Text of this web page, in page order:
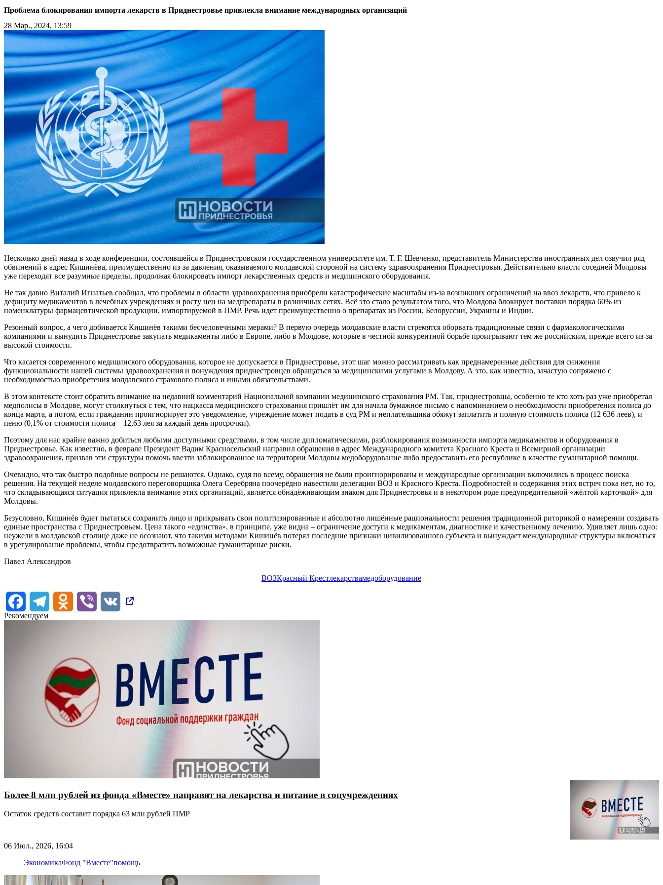
Проблема блокирования импорта лекарств в Приднестровье привлекла внимание международных организаций
28 Мар., 2024, 13:59
Несколько дней назад в ходе конференции, состоявшейся в Приднестровском государственном университете им. Т. Г. Шевченко, представитель Министерства иностранных дел озвучил ряд
обвинений в адрес Кишинёва, преимущественно из-за давления, оказываемого молдавской стороной на систему здравоохранения Приднестровья. Действительно власти соседней Молдовы
уже переходят все разумные пределы, продолжая блокировать импорт лекарственных средств и медицинского оборудования.
Не так давно Виталий Игнатьев сообщал, что проблемы в области здравоохранения приобрели катастрофические масштабы из-за возникших ограничений на ввоз лекарств, что привело к
дефициту медикаментов в лечебных учреждениях и росту цен на медпрепараты в розничных сетях. Всё это стало результатом того, что Молдова блокирует поставки порядка 60% из
номенклатуры фармацевтической продукции, импортируемой в ПМР. Речь идет преимущественно о препаратах из России, Белоруссии, Украины и Индии.
Резонный вопрос, а чего добивается Кишинёв такими бесчеловечными мерами? В первую очередь молдавские власти стремятся оборвать традиционные связи с фармакологическими
компаниями и вынудить Приднестровье закупать медикаменты либо в Европе, либо в Молдове, которые в честной конкурентной борьбе проигрывают тем же российским, прежде всего из-за
высокой стоимости.
Что касается современного медицинского оборудования, которое не допускается в Приднестровье, этот шаг можно рассматривать как преднамеренные действия для снижения
функциональности нашей системы здравоохранения и понуждения приднестровцев обращаться за медицинскими услугами в Молдову. А это, как известно, зачастую сопряжено с
необходимостью приобретения молдавского страхового полиса и иными обязательствами.
В этом контексте стоит обратить внимание на недавний комментарий Национальной компании медицинского страхования РМ. Так, приднестровцы, особенно те кто хоть раз уже приобретал
медполисы в Молдове, могут столкнуться с тем, что нацкасса медицинского страхования пришлёт им для начала бумажное письмо с напоминанием о необходимости приобретения полиса до
конца марта, а потом, если гражданин проигнорирует это уведомление, учреждение может подать в суд РМ и неплательщика обяжут заплатить и полную стоимость полиса (12 636 леев), и
пеню (0,1% от стоимости полиса – 12,63 лея за каждый день просрочки).
Поэтому для нас крайне важно добиться любыми доступными средствами, в том числе дипломатическими, разблокирования возможности импорта медикаментов и оборудования в
Приднестровье. Как известно, в феврале Президент Вадим Красносельский направил обращения в адрес Международного комитета Красного Креста и Всемирной организации
здравоохранения, призвав эти структуры помочь ввезти заблокированное на территории Молдовы медоборудование либо предоставить его республике в качестве гуманитарной помощи.
Очевидно, что так быстро подобные вопросы не решаются. Однако, судя по всему, обращения не были проигнорированы и международные организации включились в процесс поиска
решения. На текущей неделе молдавского переговорщика Олега Серебряна поочерёдно навестили делегации ВОЗ и Красного Креста. Подробностей и содержания этих встреч пока нет, но то,
что складывающаяся ситуация привлекла внимание этих организаций, является обнадёживающим знаком для Приднестровья и в некотором роде предупредительной «жёлтой карточкой» для
Молдовы.
Безусловно, Кишинёв будет пытаться сохранить лицо и прикрывать свои политизированные и абсолютно лишённые рациональности решения традиционной риторикой о намерении создавать
единые пространства с Приднестровьем. Цена такого «единства», в принципе, уже видна – ограничение доступа к медикаментам, диагностике и качественному лечению. Удивляет лишь одно:
неужели в молдавской столице даже не осознают, что такими методами Кишинёв потерял последние признаки цивилизованного субъекта и вынуждает международные структуры включаться
в урегулирование проблемы, чтобы предотвратить возможные гуманитарные риски.
Павел Александров
ВОЗКрасный Крестлекарствамедоборудование
FacebookTelegram Odnoklassniki
Viber
VK
Рекомендуем
Более 8 млн рублей из фонда «Вместе» направят на лекарства и питание в соцучреждениях
Остаток средств составит порядка 63 млн рублей ПМР
06 Июл., 2026, 16:04
ЭкономикаФонд "Вместе"помощь